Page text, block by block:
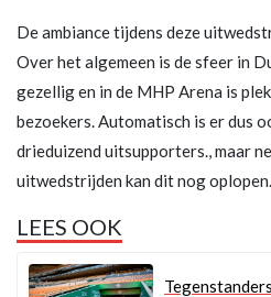
De ambiance tijdens deze
Over het algemeen is de sfeer in
gezellig en in de MHP Arena is
bezoekers. Automatisch is er dus
drieduizend uitsupporters., maar
uitwedstrijden kan dit nog oplopen.
LEES OOK